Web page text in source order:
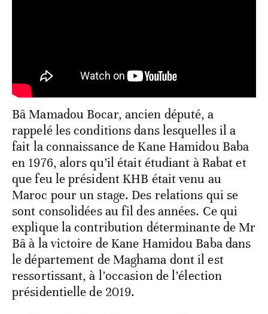
Bâ Mamadou Bocar, ancien député, a
rappelé les conditions dans lesquelles il a
fait la connaissance de Kane Hamidou Baba
en 1976, alors qu’il était étudiant à Rabat et
que feu le président KHB était venu au
Maroc pour un stage. Des relations qui se
sont consolidées au fil des années. Ce qui
explique la contribution déterminante de Mr
Bâ à la victoire de Kane Hamidou Baba dans
le département de Maghama dont il est
ressortissant, à l’occasion de l’élection
présidentielle de 2019.